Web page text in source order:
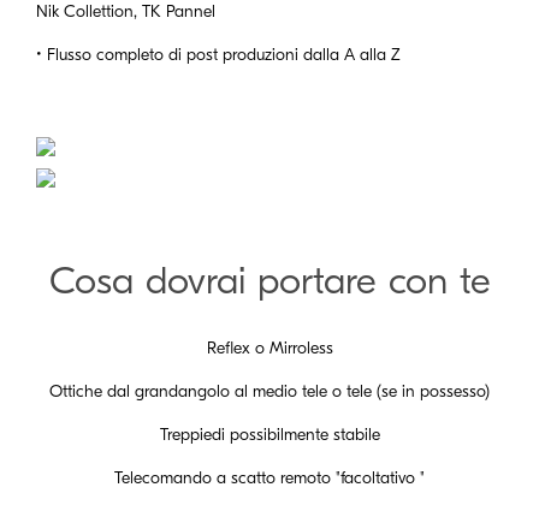
Nik Collettion, TK Pannel
• Flusso completo di post produzioni dalla A alla Z
Cosa dovrai portare con te
Reflex o Mirroless
Ottiche dal grandangolo al medio tele o tele (se in possesso)
Treppiedi possibilmente stabile
Telecomando a scatto remoto "facoltativo "